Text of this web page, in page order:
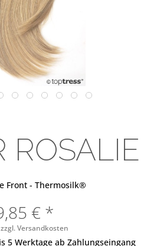
ROSALIE
Front - Thermosilk®
€ *
zzgl. Versandkosten
5 Werktage ab Zahlungseingang